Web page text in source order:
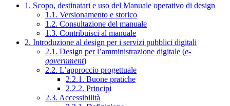
1. Scopo, destinatari e uso del Manuale operativo di design
1.1. Versionamento e storico
1.2. Consultazione del manuale
1.3. Contribuisci al manuale
2. Introduzione al design per i servizi pubblici digitali
2.1. Design per l’amministrazione digitale (e-
government)
2.2. L’approccio progettuale
2.2.1. Buone pratiche
2.2.2. Principi
2.3. Accessibilità